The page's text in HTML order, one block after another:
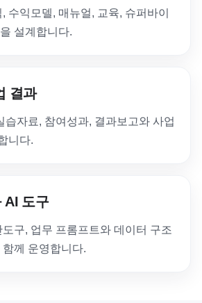
수익모델, 매뉴얼, 교육, 슈퍼바이
설계합니다.
결과
습자료, 참여성과, 결과보고와 사업
니다.
AI 도구
구, 업무 프롬프트와 데이터 구조
께 운영합니다.